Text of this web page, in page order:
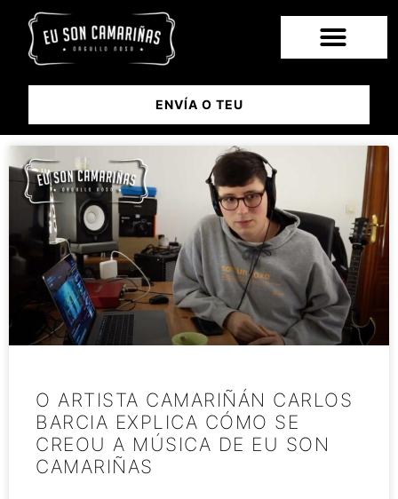
ENVÍA O TEU
O ARTISTA CAMARIÑÁN CARLOS
BARCIA EXPLICA CÓMO SE
CREOU A MÚSICA DE EU SON
CAMARIÑAS